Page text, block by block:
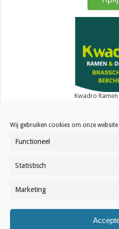
Wij gebruiken cookies om onze
Functioneel
Statistisch
Marketing
Kwadro
Contact